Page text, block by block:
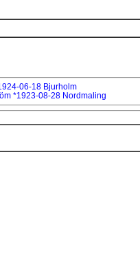
06-18 Bjurholm
*1923-08-28 Nordmaling